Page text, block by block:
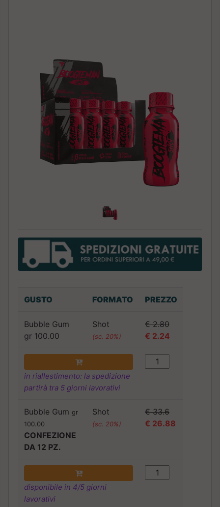
GUSTO FORMATO PREZZO
Bubble Gum
gr 100.00
Shot
(sc. 20%)
€ 2.80
€ 2.24
in riallestimento: la spedizione
partirà tra 5 giorni lavorativi
Bubble Gum gr
100.00
CONFEZIONE
DA 12 PZ.
Shot
(sc. 20%)
€ 33.6
€ 26.88
disponibile in 4/5 giorni
lavorativi